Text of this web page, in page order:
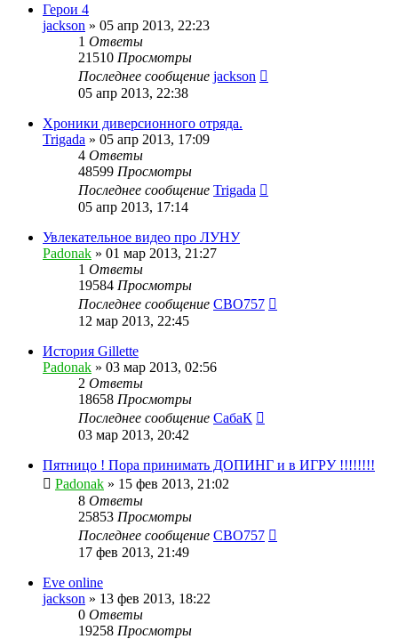
Герои 4
jackson » 05 апр 2013, 22:23
1 Ответы
21510 Просмотры
Последнее сообщение jackson
05 апр 2013, 22:38
Хроники диверсионного отряда.
Trigada » 05 апр 2013, 17:09
4 Ответы
48599 Просмотры
Последнее сообщение Trigada
05 апр 2013, 17:14
Увлекательное видео про ЛУНУ
Padonak » 01 мар 2013, 21:27
1 Ответы
19584 Просмотры
Последнее сообщение CBO757
12 мар 2013, 22:45
История Gillette
Padonak » 03 мар 2013, 02:56
2 Ответы
18658 Просмотры
Последнее сообщение СабаК
03 мар 2013, 20:42
Пятницо ! Пора принимать ДОПИНГ и в ИГРУ !!!!!!!!
Padonak » 15 фев 2013, 21:02
8 Ответы
25853 Просмотры
Последнее сообщение CBO757
17 фев 2013, 21:49
Eve online
jackson » 13 фев 2013, 18:22
0 Ответы
19258 Просмотры